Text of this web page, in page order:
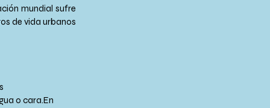
mundial sufre
de vida urbanos
o cara.En